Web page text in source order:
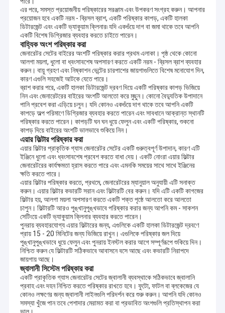
এর পরে, সমস্ত প্রয়োজনীয় পরিষ্কারের সরঞ্জাম এবং উপকরণ সংগ্রহ করুন। আপনার
প্রয়োজন হবে একটি নরম - ব্রিসল ব্রাশ, একটি পরিষ্কার কাপড়, একটি হালকা
ডিটারজেন্ট এবং একটি ভ্যাকুয়াম ক্লিনার৷ যদি একগুঁয়ে দাগ বা জমা থাকে তবে আপনি
একটি বিশেষ ডিগ্রিজার ব্যবহার করতে চাইতে পারেন।
বাহ্যিক অংশ পরিষ্কার করা
জেনারেটর সেটের বাইরের অংশটি পরিষ্কার করার প্রথম এলাকা। পৃষ্ঠ থেকে কোনো
আলগা ময়লা, ধুলো বা ধ্বংসাবশেষ অপসারণ করতে একটি নরম - ব্রিসল ব্রাশ ব্যবহার
করুন। বায়ু গ্রহণ এবং নিষ্কাশন ভেন্টের চারপাশের জায়গাগুলিতে বিশেষ মনোযোগ দিন,
কারণ এগুলি সহজেই আটকে যেতে পারে।
ব্রাশ করার পরে, একটি হালকা ডিটারজেন্ট দ্রবণ দিয়ে একটি পরিষ্কার কাপড় ভিজিয়ে
নিন এবং জেনারেটরের বাইরের অংশটি আলতো করে মুছুন। কোনো বৈদ্যুতিক উপাদানে
পানি প্রবেশ করা এড়িয়ে চলুন। যদি কোনও একগুঁয়ে দাগ থাকে তবে আপনি একটি
কাপড়ে অল্প পরিমাণে ডিগ্রিজার ব্যবহার করতে পারেন এবং সাবধানে আক্রান্ত স্থানটি
পরিষ্কার করতে পারেন। কাপড়টি ঘন ঘন ধুয়ে ফেলুন এবং একটি পরিষ্কার, শুকনো
কাপড় দিয়ে বাইরের অংশটি ভালভাবে শুকিয়ে নিন।
এয়ার ফিল্টার পরিষ্কার করা
এয়ার ফিল্টার প্রাকৃতিক গ্যাস জেনারেটর সেটের একটি গুরুত্বপূর্ণ উপাদান, কারণ এটি
ইঞ্জিনে ধুলো এবং ধ্বংসাবশেষ প্রবেশ করতে বাধা দেয়। একটি নোংরা এয়ার ফিল্টার
জেনারেটরের কার্যক্ষমতা হ্রাস করতে পারে এবং এমনকি সময়ের সাথে সাথে ইঞ্জিনের
ক্ষতি করতে পারে।
এয়ার ফিল্টার পরিষ্কার করতে, প্রথমে, জেনারেটরের ম্যানুয়াল অনুযায়ী এটি সনাক্ত
করুন। এয়ার ফিল্টার কভারটি সরান এবং ফিল্টারটি বের করুন। যদি এটি একটি কাগজের
ফিল্টার হয়, আলগা ময়লা অপসারণ করতে একটি শক্ত পৃষ্ঠে আলতো করে আলতো
চাপুন। ফিল্টারটি আরও পুঙ্খানুপুঙ্খভাবে পরিষ্কার করার জন্য আপনি কম - সাকশন
সেটিংয়ে একটি ভ্যাকুয়াম ক্লিনার ব্যবহার করতে পারেন।
পুনরায় ব্যবহারযোগ্য এয়ার ফিল্টারের জন্য, এগুলিকে একটি হালকা ডিটারজেন্ট দ্রবণে
প্রায় 15 - 20 মিনিটের জন্য ভিজিয়ে রাখুন। এগুলিকে পরিষ্কার জল দিয়ে
পুঙ্খানুপুঙ্খভাবে ধুয়ে ফেলুন এবং পুনরায় ইনস্টল করার আগে সম্পূর্ণরূপে শুকিয়ে দিন।
নিশ্চিত করুন যে ফিল্টারটি সঠিকভাবে আবাসনে বসে আছে এবং কভারটি নিরাপদে
জায়গায় আছে।
জ্বালানী সিস্টেম পরিষ্কার করা
একটি প্রাকৃতিক গ্যাস জেনারেটর সেটের জ্বালানী ব্যবস্থাকে সঠিকভাবে জ্বালানি
প্রবাহ এবং দহন নিশ্চিত করতে পরিষ্কার রাখতে হবে। ফুটো, ফাটল বা ব্লকেজের যে
কোনও লক্ষণের জন্য জ্বালানী লাইনগুলি পরিদর্শন করে শুরু করুন। আপনি যদি কোনও
সমস্যা খুঁজে পান তবে পেশাদার মেরামত করা বা প্রভাবিত অংশগুলি প্রতিস্থাপন করা